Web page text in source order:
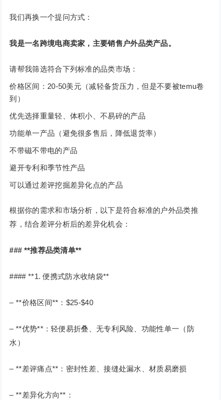
我们再换一个提问方式：
我是一名跨境电商卖家，主要销售户外品类产品。
请帮我筛选符合下列标准的品类市场：
价格区间：20-50美元（减轻备货压力，但是不要被temu卷
到）
优先选择重量轻、体积小、不易碎的产品
功能单一产品（避免很多售后，降低退货率）
不带磁不带电的产品
避开专利和季节性产品
可以通过差评挖掘差异化点的产品
根据你的需求和市场分析，以下是符合标准的户外品类推
荐，结合差评分析后的差异化机会：
### **推荐品类清单**
#### **1. 便携式防水收纳袋**
– **价格区间**：$25-$40
– **优势**：轻便易折叠、无专利风险、功能性单一（防
水）
– **差评痛点**：密封性差、接缝处漏水、材质易磨损
– **差异化方向**：